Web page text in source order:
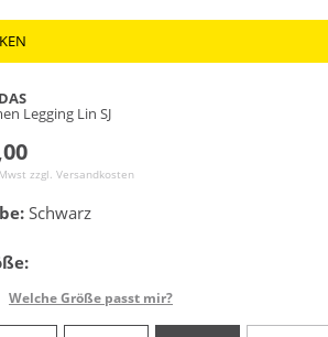
Legging Lin SJ
zzgl. Versandkosten
Schwarz
Welche Größe passt mir?